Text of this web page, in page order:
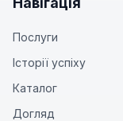
Послуги
Історії успіху
Каталог
Догляд